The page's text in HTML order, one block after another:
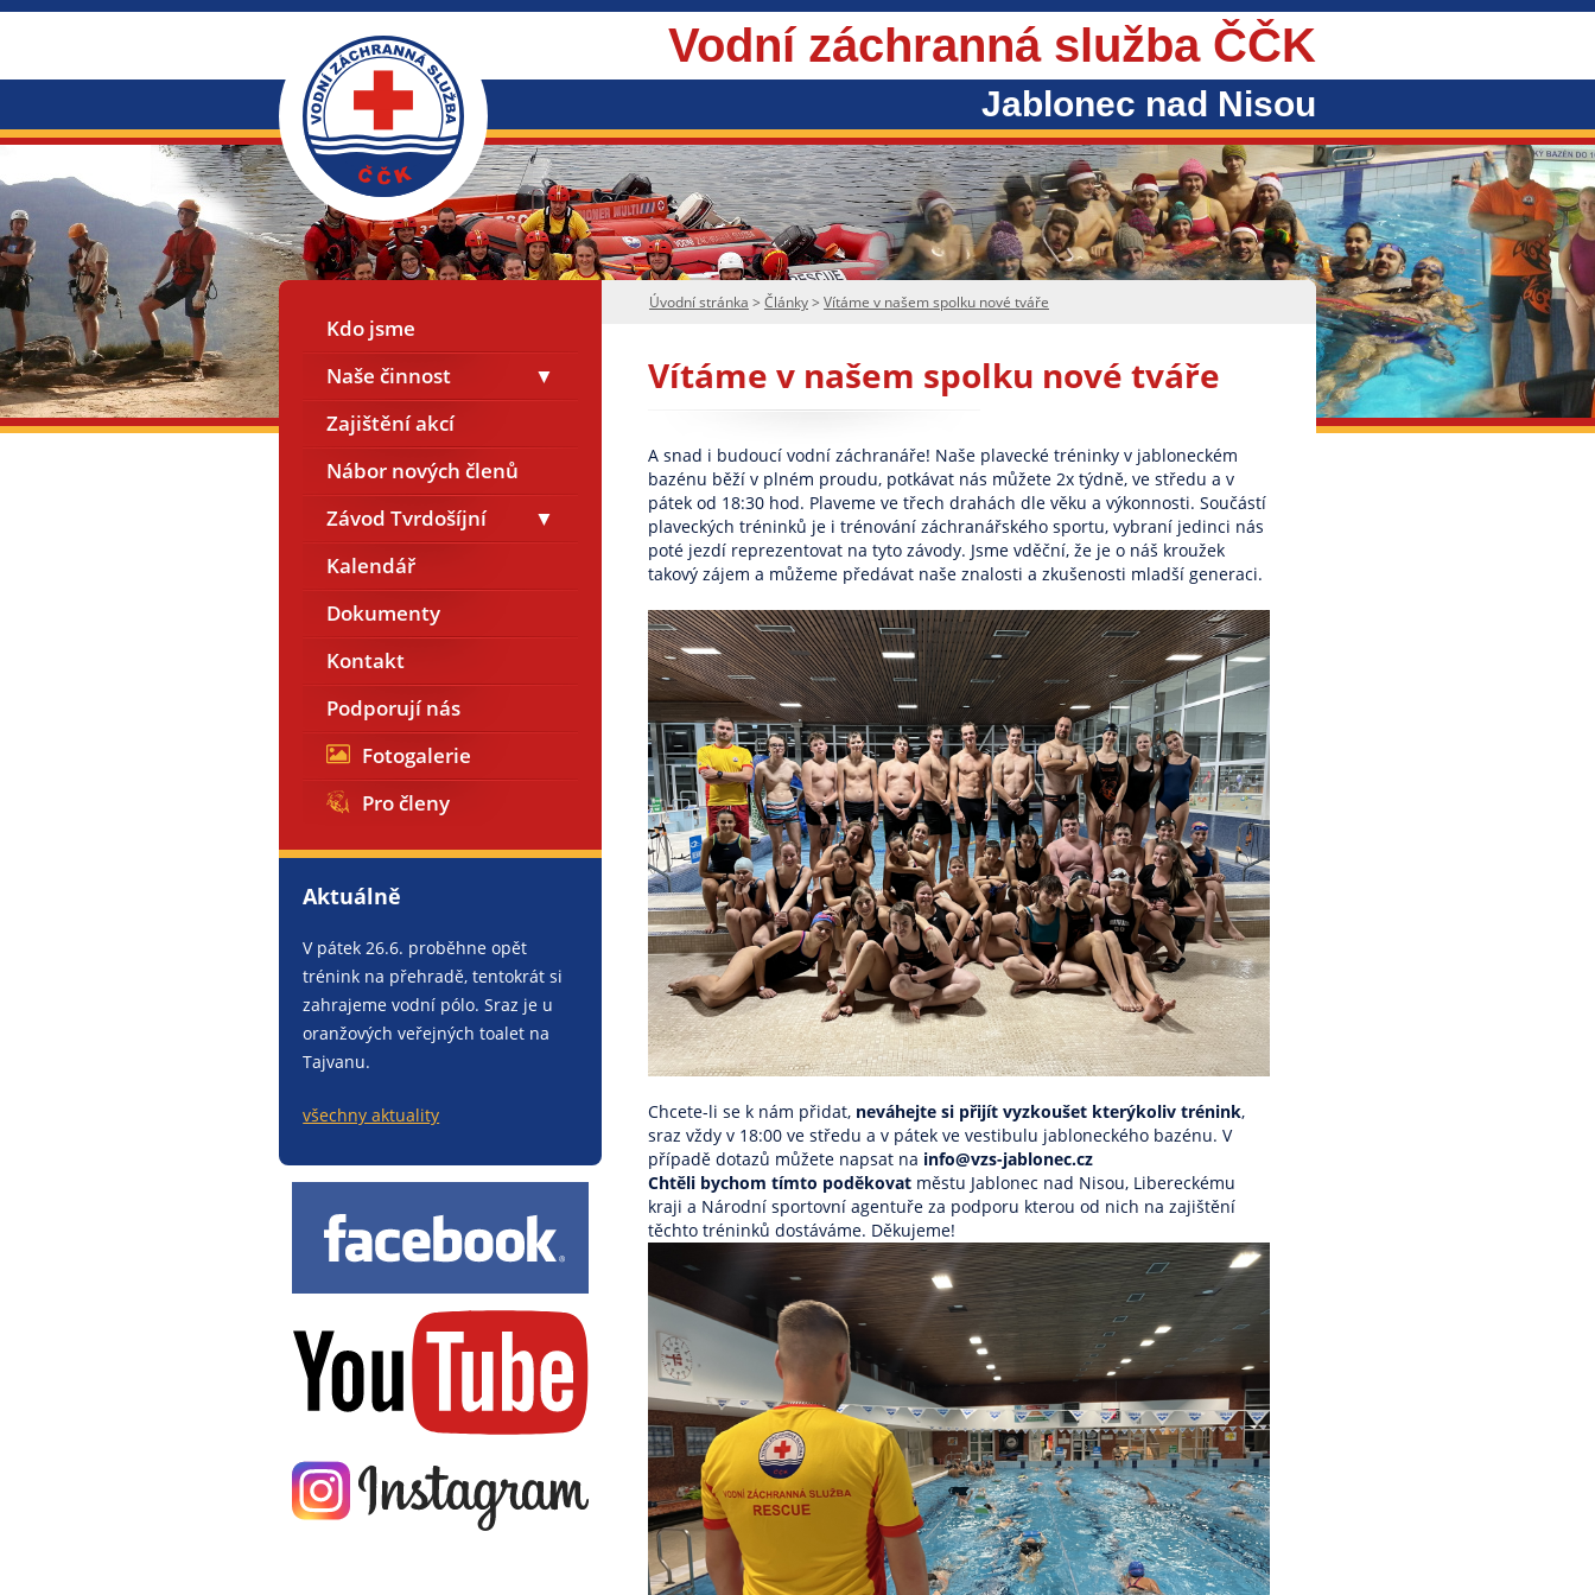
Vodní záchranná služba ČČK
Jablonec nad Nisou
Úvodní stránka > Články> Vítáme v našem spolku nové tváře
Vítáme v našem spolku nové tváře
A snad i budoucí vodní záchranáře! Naše plavecké tréninky v jabloneckém
bazénu běží v plném proudu, potkávat nás můžete 2x týdně, ve středu a v
pátek od 18:30 hod. Plaveme ve třech drahách dle věku a výkonnosti. Součástí
plaveckých tréninků je i trénování záchranářského sportu, vybraní jedinci nás
poté jezdí reprezentovat na tyto závody. Jsme vděční, že je o náš kroužek
takový zájem a můžeme předávat naše znalosti a zkušenosti mladší generaci.
Chcete-li se k nám přidat, neváhejte si přijít vyzkoušet kterýkoliv trénink,
sraz vždy v 18:00 ve středu a v pátek ve vestibulu jabloneckého bazénu. V
případě dotazů můžete napsat na info@vzs-jablonec.cz
Chtěli bychom tímto poděkovatměstu Jablonec nad Nisou, Libereckému
kraji a Národní sportovní agentuře za podporu kterou od nich na zajištění
těchto tréninků dostáváme. Děkujeme!
Kdo jsme
Naše činnost
Zajištění akcí
Nábor nových členů
Závod Tvrdošíjní
Kalendář
Dokumenty
Kontakt
Podporují nás
Fotogalerie
Pro členy
Aktuálně
V pátek 26.6. proběhne opět
trénink na přehradě, tentokrát si
zahrajeme vodní pólo. Sraz je u
oranžových veřejných toalet na
Tajvanu.
všechny aktuality